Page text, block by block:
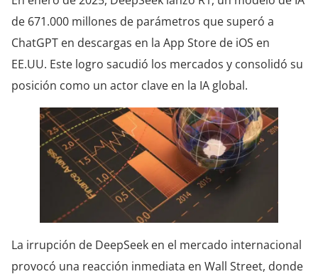
de 671.000 millones de parámetros que superó a
ChatGPT en descargas en la App Store de iOS en
EE.UU. Este logro sacudió los mercados y consolidó su
posición como un actor clave en la IA global.
La irrupción de DeepSeek en el mercado internacional
provocó una reacción inmediata en Wall Street, donde